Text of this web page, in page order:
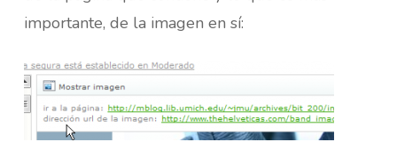
importante, de la imagen en sí: